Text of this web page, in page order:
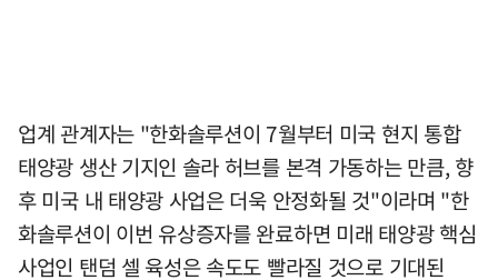
업계 관계자는 "한화솔루션이 7월부터 미국 현지 통합
태양광 생산 기지인 솔라 허브를 본격 가동하는 만큼, 향
후 미국 내 태양광 사업은 더욱 안정화될 것"이라며 "한
화솔루션이 이번 유상증자를 완료하면 미래 태양광 핵심
사업인 탠덤 셀 육성은 속도도 빨라질 것으로 기대된